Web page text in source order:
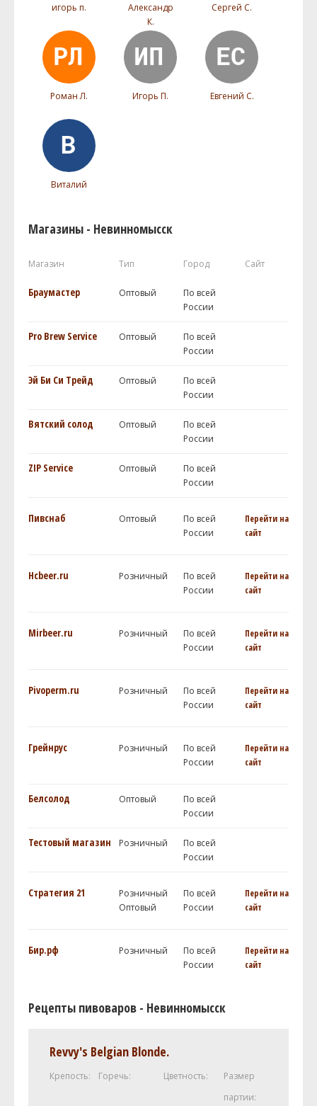
игорь п.
Александр
К.
Сергей С.
Роман Л. Игорь П. Евгений С.
Виталий
Магазины - Невинномысск
Магазин Тип Город Сайт
Браумастер Оптовый
По всей
России
Pro Brew Service Оптовый
По всей
России
Эй Би Си Трейд Оптовый
По всей
России
Вятский солод Оптовый
По всей
России
ZIP Service Оптовый
По всей
России
Пивснаб Оптовый
По всей
России
Перейти на
сайт
Hcbeer.ru Розничный
По всей
России
Перейти на
сайт
Mirbeer.ru Розничный
По всей
России
Перейти на
сайт
Pivoperm.ru Розничный
По всей
России
Перейти на
сайт
Грейнрус Розничный
По всей
России
Перейти на
сайт
Белсолод Оптовый
По всей
России
Тестовый магазин Розничный
По всей
России
Стратегия 21
Розничный
Оптовый
По всей
России
Перейти на
сайт
Бир.рф Розничный
По всей
России
Перейти на
сайт
Рецепты пивоваров - Невинномысск
Revvy's Belgian Blonde.
Крепость: Горечь: Цветность:
Размер
партии: